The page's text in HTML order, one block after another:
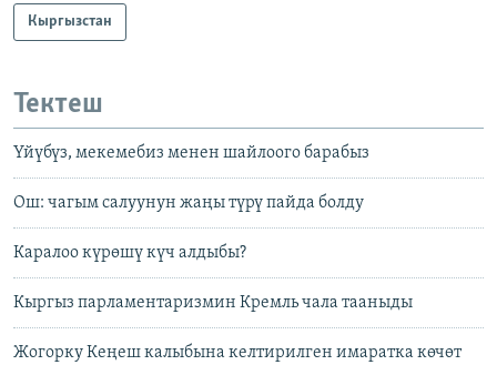
Кыргызстан
Тектеш
Үйүбүз, мекемебиз менен шайлоого барабыз
Ош: чагым салуунун жаңы түрү пайда болду
Каралоо күрөшү күч алдыбы?
Кыргыз парламентаризмин Кремль чала тааныды
Жогорку Кеңеш калыбына келтирилген имаратка көчөт